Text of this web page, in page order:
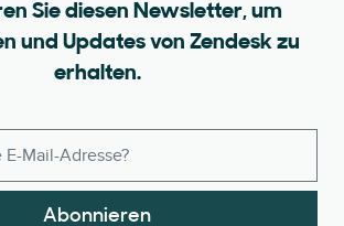
Sie diesen Newsletter, um
und Updates von Zendesk zu
erhalten.
Abonnieren